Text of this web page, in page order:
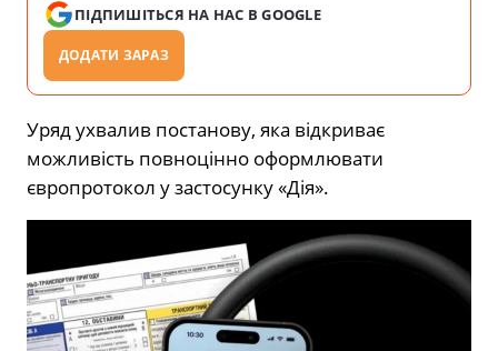
ПІДПИШІТЬСЯ НА НАС В GOOGLE
ДОДАТИ ЗАРАЗ
Уряд ухвалив постанову, яка відкриває
можливість повноцінно оформлювати
європротокол у застосунку «Дія».